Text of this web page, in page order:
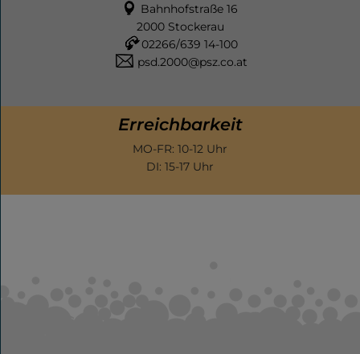
Schnelle
Events
Bahnhofstraße 16
2000 Stockerau
02266/639 14-100
psd.2000@psz.co.at
Erreichbarkeit
MO-FR: 10-12 Uhr
DI: 15-17 Uhr